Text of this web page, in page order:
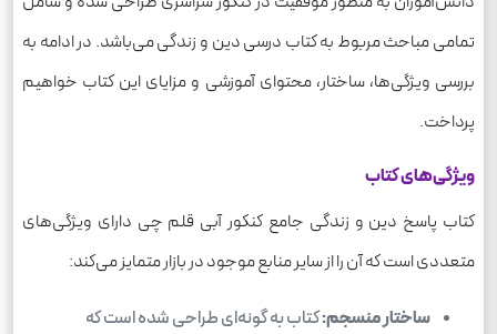
تمامی مباحث مربوط به کتاب درسی دین و زندگی می‌باشد. در ادامه به
بررسی ویژگی‌ها، ساختار، محتوای آموزشی و مزایای این کتاب خواهیم
پرداخت.
ویژگی‌های کتاب
کتاب پاسخ دین و زندگی جامع کنکور آبی قلم چی دارای ویژگی‌های
متعددی است که آن را از سایر منابع موجود در بازار متمایز می‌کند:
ساختار منسجم:کتاب به گونه‌ای طراحی شده است که